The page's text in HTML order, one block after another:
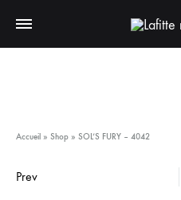
Accueil » Shop » SOL’S FURY – 4042
Prev